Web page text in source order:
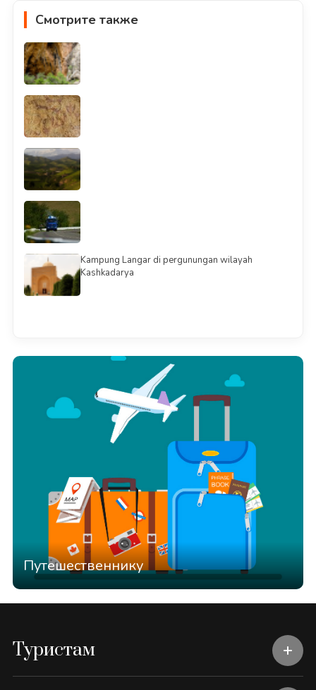
Смотрите также
Kampung Langar di pergunungan wilayah
Kashkadarya
Путешественнику
Туристам